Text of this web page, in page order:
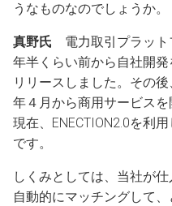
うなものなのでしょうか。
真野氏 電力取引プラット
年半くらい前から自社開
リリースしました。その
年４月から商用サービス
現在、ENECTION2.0を利
です。
しくみとしては、当社が
自動的にマッチングして